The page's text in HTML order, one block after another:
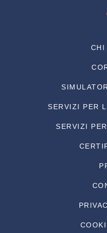
CHI
SERVIZI PER
SERVIZI